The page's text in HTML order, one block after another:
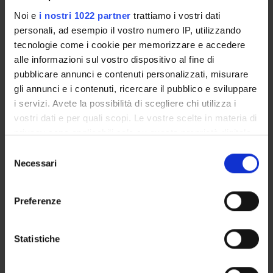
Noi e i nostri 1022 partner trattiamo i vostri dati
personali, ad esempio il vostro numero IP, utilizzando
tecnologie come i cookie per memorizzare e accedere
alle informazioni sul vostro dispositivo al fine di
pubblicare annunci e contenuti personalizzati, misurare
gli annunci e i contenuti, ricercare il pubblico e sviluppare
i servizi. Avete la possibilità di scegliere chi utilizza i
vostri dati e per quali scopi. Le vostre scelte in materia di
privacy sono applicabili solo su questa proprietà digitale
modificare o revocare il proprio consenso in qualsiasi
momento dalla Dichiarazione sui cookie o facendo clic
raccogliere informazioni sulla tua posizione
geografica, con un'approssimazione di qualche
delNecessari
Preferenze
Statistiche
PROJECT PARTICIPANTS
Carlo Capelli
COLLABORATORI ESTERNI
SECTIONS